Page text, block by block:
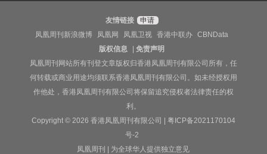
友情链接 申请
凤凰周刊新浪微博
凤凰网 凤凰卫视 香港中联办
CBNData
版权信息
|免责声明
凤凰周刊网站所有刊登文章版权归香港凤凰周刊有限公司所有，任
何转载或商业用途均须联系香港凤凰周刊有限公司。如未经授权用
作他处，香港凤凰周刊有限公司将保留追究侵权者法律责任的权
利。
Copyright © 2026 香港凤凰周刊有限公司 | 粤ICP备2021170104
号-2
凤凰周刊 | 为全球华人提供独立意见